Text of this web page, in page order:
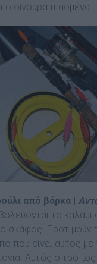
σίγουρα πιασμένα.
από βάρκα |
το
σκάφος. Προτιμούν
που είναι αυτός με
Αυτός ο τρόπος